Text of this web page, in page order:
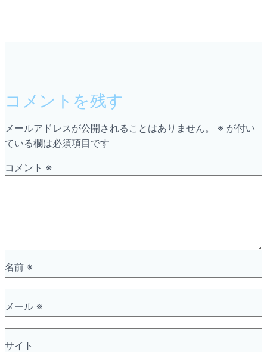
コメントを残す
メールアドレスが公開されることはありません。 ※ が付い
ている欄は必須項目です
コメント ※
名前 ※
メール ※
サイト